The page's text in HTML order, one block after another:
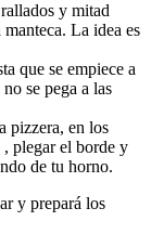
y mitad
La idea es
que se empiece a
se pega a las
pizzera, en los
, plegar el borde y
de tu horno.
y prepará los